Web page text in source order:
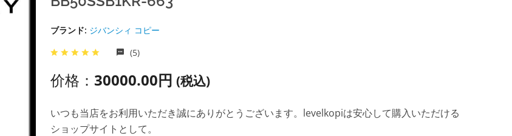
ブランド: ジバンシィ コピー
(5)
价格： 30000.00円 (税込)
いつも当店をお利用いただき誠にありがとうございます。levelkopiは安心して購入いただける
ショップサイトとして。